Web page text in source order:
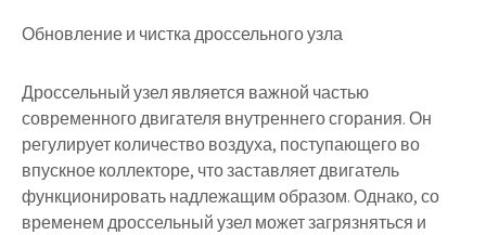
Обновление и чистка дроссельного узла
Дроссельный узел является важной частью
современного двигателя внутреннего сгорания. Он
регулирует количество воздуха, поступающего во
впускное коллекторе, что заставляет двигатель
функционировать надлежащим образом. Однако, со
временем дроссельный узел может загрязняться и